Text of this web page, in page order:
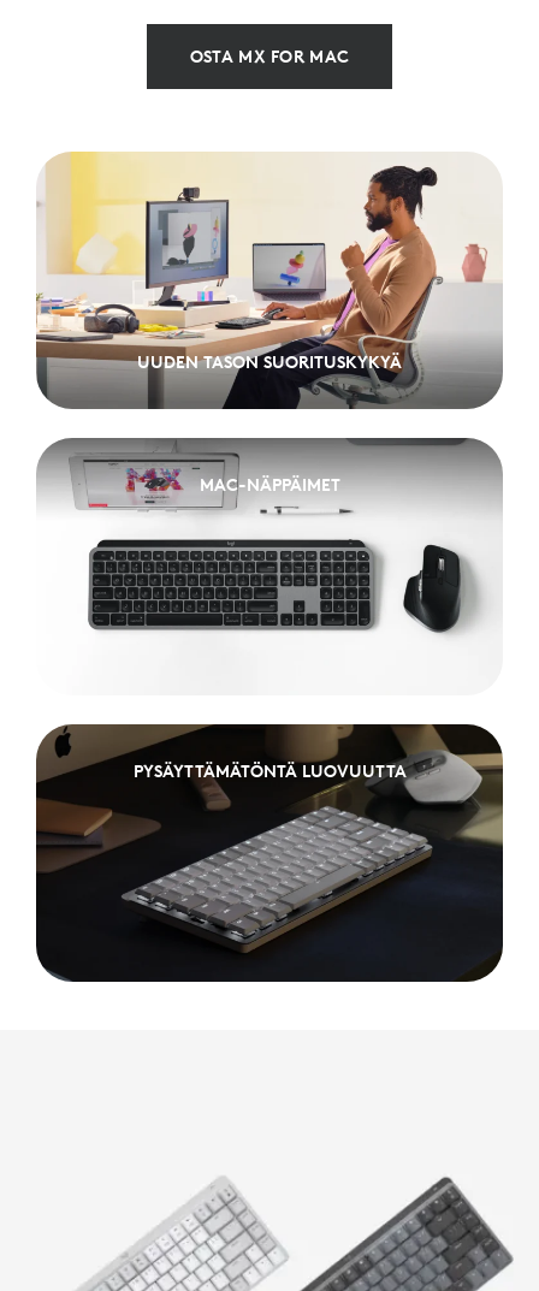
OSTA MX FOR MAC
UUDEN TASON SUORITUSKYKYÄ
UUDEN TASON SUORITUSKYKYÄ
MAC-NÄPPÄIMET
MAC-NÄPPÄIMET
PYSÄYTTÄMÄTÖNTÄ LUOVUUTTA
PYSÄYTTÄMÄTTÖMÄN LUOVUUTTA